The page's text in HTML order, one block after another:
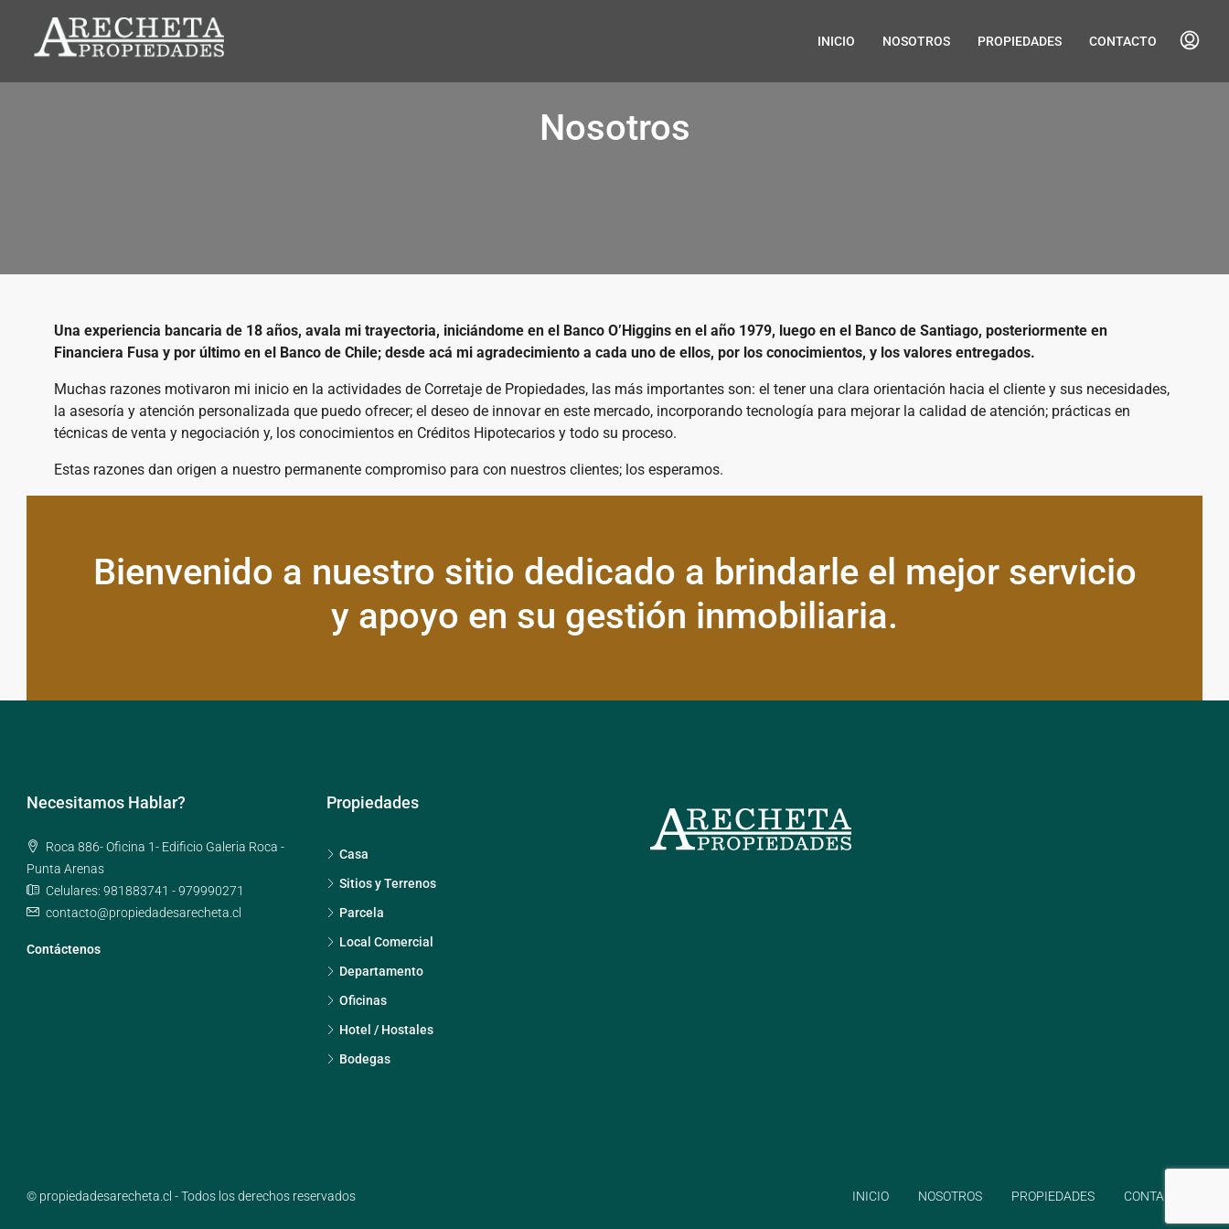
INICIO NOSOTROS PROPIEDADES CONTACTO
Nosotros
Una experiencia bancaria de 18 años, avala mi trayectoria, iniciándome en el Banco O’Higgins en el año 1979, luego en el Banco de Santiago, posteriormente en
Financiera Fusa y por último en el Banco de Chile; desde acá mi agradecimiento a cada uno de ellos, por los conocimientos, y los valores entregados.
Muchas razones motivaron mi inicio en la actividades de Corretaje de Propiedades, las más importantes son: el tener una clara orientación hacia el cliente y sus necesidades,
la asesoría y atención personalizada que puedo ofrecer; el deseo de innovar en este mercado, incorporando tecnología para mejorar la calidad de atención; prácticas en
técnicas de venta y negociación y, los conocimientos en Créditos Hipotecarios y todo su proceso.
Estas razones dan origen a nuestro permanente compromiso para con nuestros clientes; los esperamos.
Bienvenido a nuestro sitio dedicado a brindarle el mejor servicio
y apoyo en su gestión inmobiliaria.
Necesitamos Hablar?
Roca 886- Oficina 1- Edificio Galeria Roca -
Punta Arenas
Celulares: 981883741 - 979990271
contacto@propiedadesarecheta.cl
Contáctenos
Propiedades
Casa
Sitios y Terrenos
Parcela
Local Comercial
Departamento
Oficinas
Hotel / Hostales
Bodegas
© propiedadesarecheta.cl - Todos los derechos reservados INICIO NOSOTROS PROPIEDADES CONTACTO